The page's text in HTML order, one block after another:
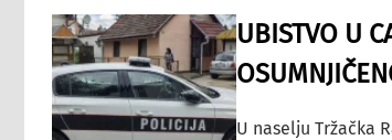
UBISTVO U
U naselju Tržačka